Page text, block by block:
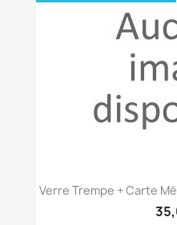
Verre Trempe + Carte